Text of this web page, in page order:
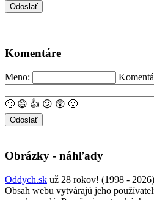
Komentáre
Meno:
🙂 😄 👍 😕 😲 🙁
Obrázky - náhľady
Oddych.sk už 28 rokov! (1998 - 2026)
Obsah webu vytvárajú jeho